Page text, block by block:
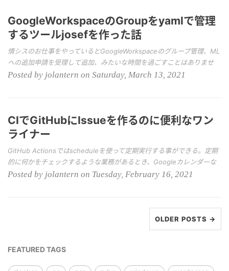
GoogleWorkspaceのGroupをyamlで管理
するツールjosefを作った話
情シスのお仕事をやっているとGoogleWorkspaceのグループ管理、ML
への追加申請を受理して追加、みたいな時間を過ごすことはありませ
Posted by jolantern on Saturday, March 13, 2021
CIでGitHubにIssueを作るのに便利なワン
ライナー
GitHub Actionsではscheduleを使って定期実行する事ができる。定期
的に何かをチェックするような業務があるとき、Googleカレンダーな
Posted by jolantern on Tuesday, February 16, 2021
OLDER POSTS →
FEATURED TAGS